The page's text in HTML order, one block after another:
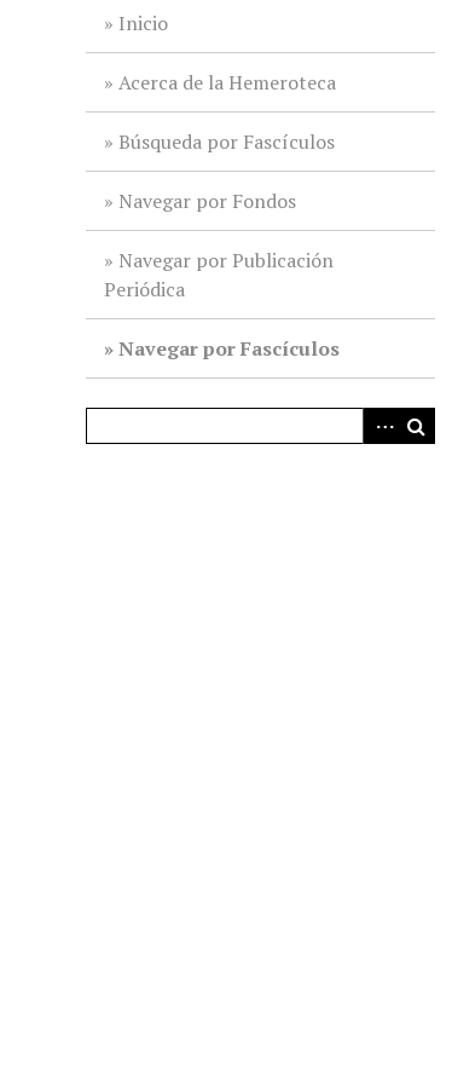
Inicio
Acerca de la Hemeroteca
Búsqueda por Fascículos
Navegar por Fondos
Navegar por Publicación
Periódica
Navegar por Fascículos